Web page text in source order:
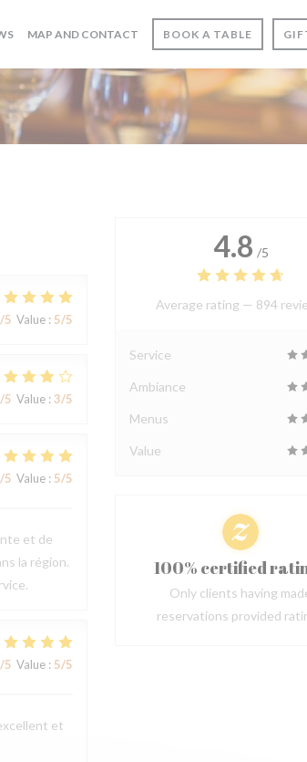
MAP AND CONTACT BOOK A TABLE
/5 Value: 5/5
/5 Value: 3/5
/5 Value: 5/5
et de
la région.
/5 Value: 5/5
et
4.8 /5
Average rating — 894
Service
Ambiance
Menus
Value
100% certified
Only clients having
reservations provided